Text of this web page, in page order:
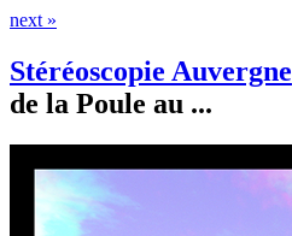
next »
Stéréoscopie Auvergne
de la Poule au ...